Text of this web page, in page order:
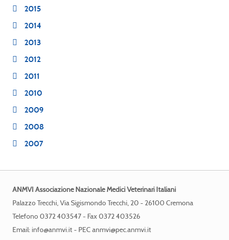
2015
2014
2013
2012
2011
2010
2009
2008
2007
ANMVI Associazione Nazionale Medici Veterinari Italiani
Palazzo Trecchi, Via Sigismondo Trecchi, 20 - 26100 Cremona
Telefono 0372 403547 - Fax 0372 403526
Email: info@anmvi.it- PEC anmvi@pec.anmvi.it